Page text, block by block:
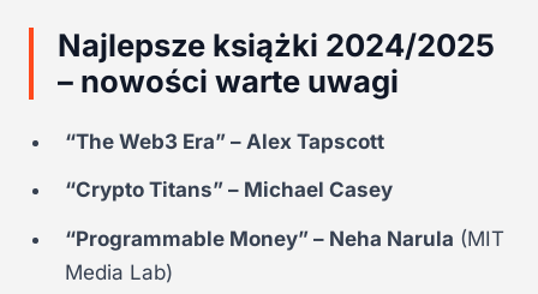
Najlepsze książki 2024/2025
– nowości warte uwagi
“The Web3 Era” – Alex Tapscott
“Crypto Titans” – Michael Casey
“Programmable Money” – Neha Narula (MIT
Media Lab)